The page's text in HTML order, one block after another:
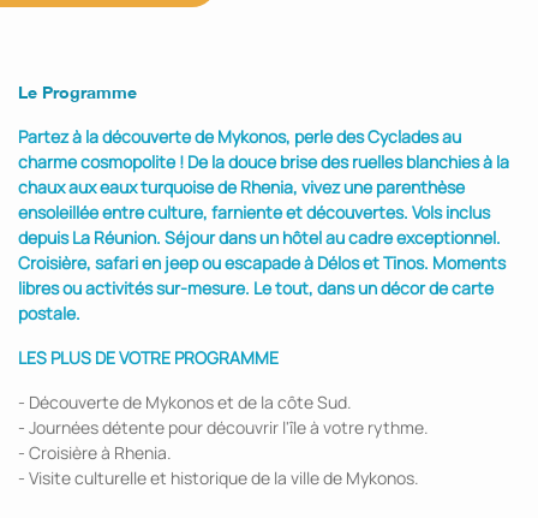
Le Programme
Partez à la découverte de Mykonos, perle des Cyclades au
charme cosmopolite ! De la douce brise des ruelles blanchies à la
chaux aux eaux turquoise de Rhenia, vivez une parenthèse
ensoleillée entre culture, farniente et découvertes. Vols inclus
depuis La Réunion. Séjour dans un hôtel au cadre exceptionnel.
Croisière, safari en jeep ou escapade à Délos et Tinos. Moments
libres ou activités sur-mesure. Le tout, dans un décor de carte
postale.
LES PLUS DE VOTRE PROGRAMME
- Découverte de Mykonos et de la côte Sud.
- Journées détente pour découvrir l'île à votre rythme.
- Croisière à Rhenia.
- Visite culturelle et historique de la ville de Mykonos.